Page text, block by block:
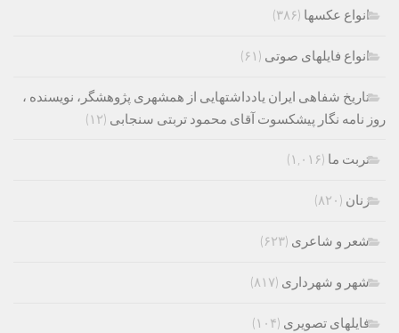
انواع عکسها (۳۸۶)
انواع فایلهای صوتی (۶۱)
تاریخ شفاهی ایران یادداشتهایی از همشهری پژوهشگر، نویسنده ،
روز نامه نگار پیشکسوت آقای محمود تربتی سنجابی (۱۲)
تربت ما (۱,۰۱۶)
زنان (۸۲۰)
شعر و شاعری (۶۲۳)
شهر و شهرداری (۸۱۷)
فایلهای تصویری (۱۰۴)